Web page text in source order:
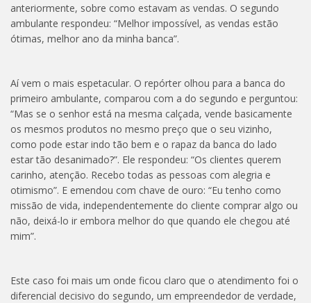
anteriormente, sobre como estavam as vendas. O segundo
ambulante respondeu: “Melhor impossível, as vendas estão
ótimas, melhor ano da minha banca”.
Aí vem o mais espetacular. O repórter olhou para a banca do
primeiro ambulante, comparou com a do segundo e perguntou:
“Mas se o senhor está na mesma calçada, vende basicamente
os mesmos produtos no mesmo preço que o seu vizinho,
como pode estar indo tão bem e o rapaz da banca do lado
estar tão desanimado?”. Ele respondeu: “Os clientes querem
carinho, atenção. Recebo todas as pessoas com alegria e
otimismo”. E emendou com chave de ouro: “Eu tenho como
missão de vida, independentemente do cliente comprar algo ou
não, deixá-lo ir embora melhor do que quando ele chegou até
mim”.
Este caso foi mais um onde ficou claro que o atendimento foi o
diferencial decisivo do segundo, um empreendedor de verdade,